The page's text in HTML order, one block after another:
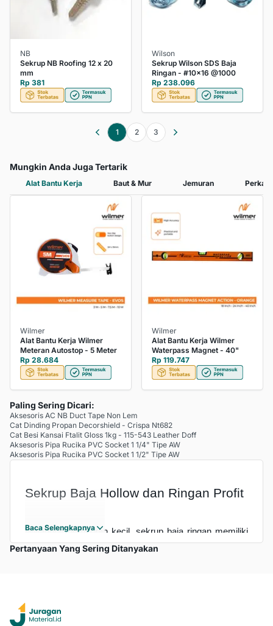
NB
Sekrup NB Roofing 12 x 20
mm
Rp 381
Wilson
Sekrup Wilson SDS Baja
Ringan - #10x16 @1000
Rp 238.096
1 2 3
Mungkin Anda Juga Tertarik
Alat Bantu Kerja Baut & Mur Jemuran
Wilmer
Alat Bantu Kerja Wilmer
Meteran Autostop - 5 Meter
Rp 28.684
Wilmer
Alat Bantu Kerja Wilmer
Waterpass Magnet - 40"
Rp 119.747
Paling Sering Dicari:
Aksesoris AC NB Duct Tape Non Lem
Cat Dinding Propan Decorshield - Crispa Nt682
Cat Besi Kansai Ftalit Gloss 1kg - 115-543 Leather Doff
Aksesoris Pipa Rucika PVC Socket 1 1/4" Tipe AW
Aksesoris Pipa Rucika PVC Socket 1 1/2" Tipe AW
Sekrup Baja Hollow dan Ringan Profit
Walaupun berukuran kecil, sekrup baja ringan memiliki
fungsi yang sangat signifikan. Juragan pun harus
Tidak perlu panik jika Juragan kekurangan sekrup baja
Baca Selengkapnya
Pertanyaan Yang Sering Ditanyakan